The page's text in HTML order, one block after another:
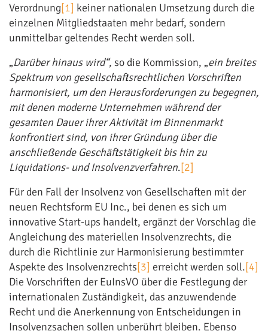
Verordnung[1] keiner nationalen Umsetzung durch die
einzelnen Mitgliedstaaten mehr bedarf, sondern
unmittelbar geltendes Recht werden soll.
„Darüber hinaus wird“, so die Kommission, „ein breites
Spektrum von gesellschaftsrechtlichen Vorschriften
harmonisiert, um den Herausforderungen zu begegnen,
mit denen moderne Unternehmen während der
gesamten Dauer ihrer Aktivität im Binnenmarkt
konfrontiert sind, von ihrer Gründung über die
anschließende Geschäftstätigkeit bis hin zu
Liquidations- und Insolvenzverfahren.[2]
Für den Fall der Insolvenz von Gesellschaften mit der
neuen Rechtsform EU Inc., bei denen es sich um
innovative Start-ups handelt, ergänzt der Vorschlag die
Angleichung des materiellen Insolvenzrechts, die
durch die Richtlinie zur Harmonisierung bestimmter
Aspekte des Insolvenzrechts[3] erreicht werden soll.[4]
Die Vorschriften der EuInsVO über die Festlegung der
internationalen Zuständigkeit, das anzuwendende
Recht und die Anerkennung von Entscheidungen in
Insolvenzsachen sollen unberührt bleiben. Ebenso